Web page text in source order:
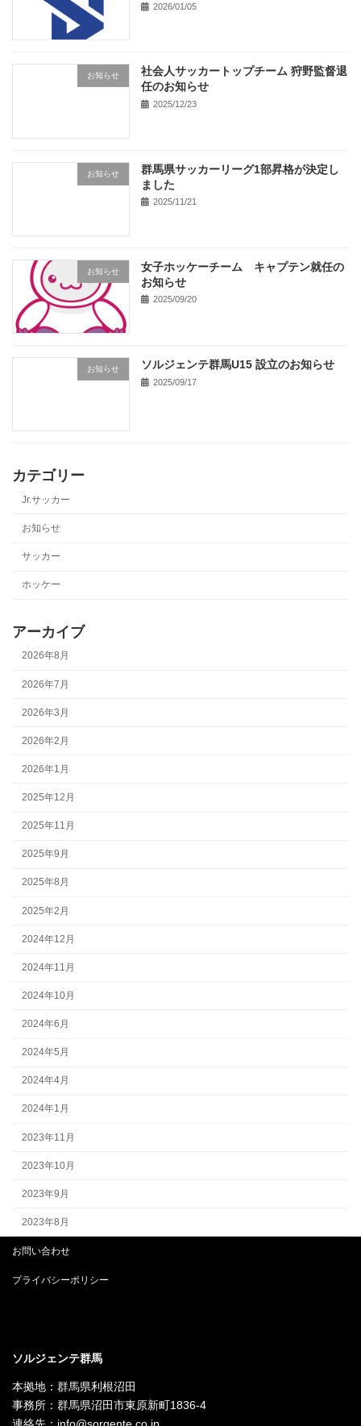
2026/01/05
お知らせ
社会人サッカートップチーム 狩野監督退
任のお知らせ
2025/12/23
お知らせ
群馬県サッカーリーグ1部昇格が決定し
ました
2025/11/21
お知らせ
女子ホッケーチーム キャプテン就任の
お知らせ
2025/09/20
お知らせ ソルジェンテ群馬U15 設立のお知らせ
2025/09/17
カテゴリー
Jr.サッカー
お知らせ
サッカー
ホッケー
アーカイブ
2026年8月
2026年7月
2026年3月
2026年2月
2026年1月
2025年12月
2025年11月
2025年9月
2025年8月
2025年2月
2024年12月
2024年11月
2024年10月
2024年6月
2024年5月
2024年4月
2024年1月
2023年11月
2023年10月
2023年9月
2023年8月
お問い合わせ
プライバシーポリシー
ソルジェンテ群馬
本拠地：群馬県利根沼田
事務所：群馬県沼田市東原新町1836-4